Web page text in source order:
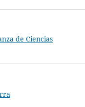
de Ciencias